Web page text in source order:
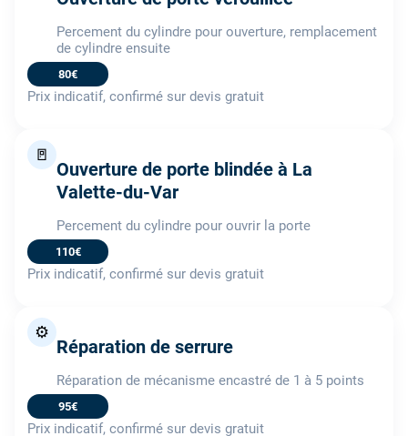
Percement du cylindre pour ouverture, remplacement
de cylindre ensuite
80€
Prix indicatif, confirmé sur devis gratuit
🚪
Ouverture de porte blindée à La
Valette-du-Var
Percement du cylindre pour ouvrir la porte
110€
Prix indicatif, confirmé sur devis gratuit
⚙️
Réparation de serrure
Réparation de mécanisme encastré de 1 à 5 points
95€
Prix indicatif, confirmé sur devis gratuit